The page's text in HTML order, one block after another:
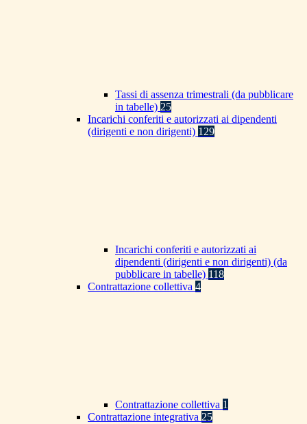
Tassi di assenza trimestrali (da pubblicare
in tabelle) 25
Incarichi conferiti e autorizzati ai dipendenti
(dirigenti e non dirigenti) 129
Incarichi conferiti e autorizzati ai
dipendenti (dirigenti e non dirigenti) (da
pubblicare in tabelle) 118
Contrattazione collettiva 4
Contrattazione collettiva 1
Contrattazione integrativa 25